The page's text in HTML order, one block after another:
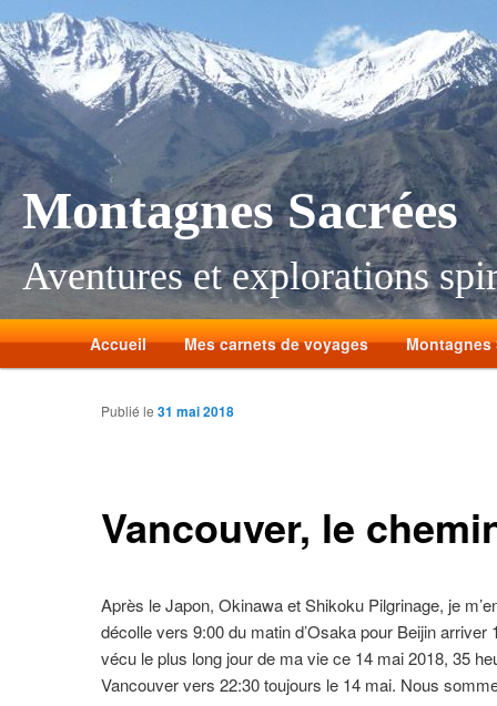
Montagnes Sacrées
Aventures et explorations
Accueil Mes carnets de voyages Montagnes
Vancouver, le
Publié le31 mai 2018
Après le Japon, Okinawa et Shikoku Pilgrinage, je
décolle vers 9:00 du matin d’Osaka pour Beijin arriver
vécu le plus long jour de ma vie ce 14 mai 2018, 35
Vancouver vers 22:30 toujours le 14 mai. Nous